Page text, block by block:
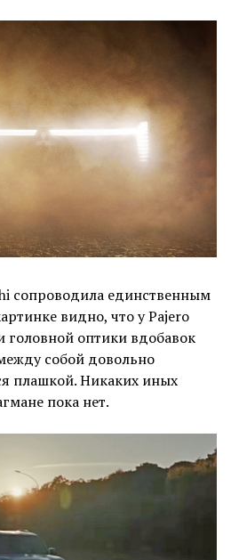
сопроводила единственным
видно, что у Pajero
головной оптики вдобавок
собой довольно
плашкой. Никаких иных
пока нет.